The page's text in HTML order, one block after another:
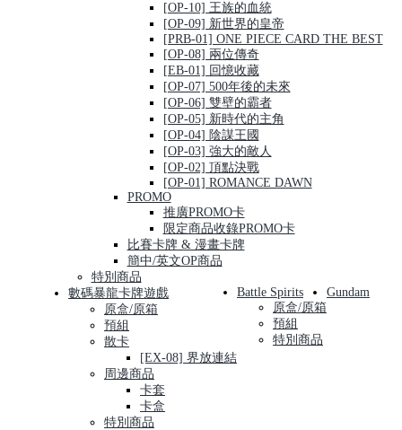
[OP-10] 王族的血統
[OP-09] 新世界的皇帝
[PRB-01] ONE PIECE CARD THE BEST
[OP-08] 兩位傳奇
[EB-01] 回憶收藏
[OP-07] 500年後的未來
[OP-06] 雙壁的霸者
[OP-05] 新時代的主角
[OP-04] 陰謀王國
[OP-03] 強大的敵人
[OP-02] 頂點決戰
[OP-01] ROMANCE DAWN
PROMO
推廣PROMO卡
限定商品收錄PROMO卡
比賽卡牌 & 漫畫卡牌
簡中/英文OP商品
特別商品
數碼暴龍卡牌遊戲
原盒/原箱
預組
散卡
[EX-08] 界放連結
周邊商品
卡套
卡盒
特別商品
Battle Spirits
原盒/原箱
預組
特別商品
Gundam